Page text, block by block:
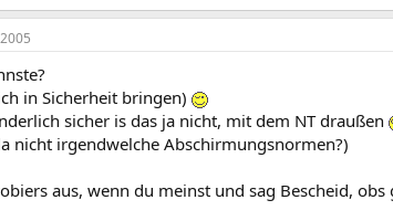
in Sicherheit bringen)
sicher is das ja nicht, mit dem NT draußen
nicht irgendwelche Abschirmungsnormen?)
aus, wenn du meinst und sag Bescheid,